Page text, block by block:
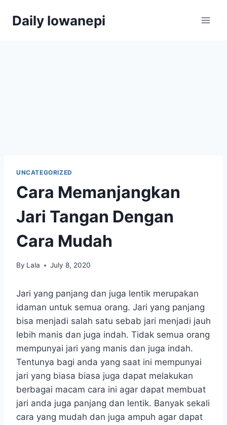
Daily Iowanepi
UNCATEGORIZED
Cara Memanjangkan
Jari Tangan Dengan
Cara Mudah
By Lala July 8, 2020
Jari yang panjang dan juga lentik merupakan
idaman untuk semua orang. Jari yang panjang
bisa menjadi salah satu sebab jari menjadi jauh
lebih manis dan juga indah. Tidak semua orang
mempunyai jari yang manis dan juga indah.
Tentunya bagi anda yang saat ini mempunyai
jari yang biasa biasa juga dapat melakukan
berbagai macam cara ini agar dapat membuat
jari anda juga panjang dan lentik. Banyak sekali
cara yang mudah dan juga ampuh agar dapat